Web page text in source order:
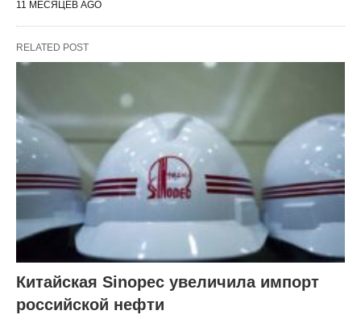
11 МЕСЯЦЕВ AGO
RELATED POST
Китайская Sinopec увеличила импорт
российской нефти